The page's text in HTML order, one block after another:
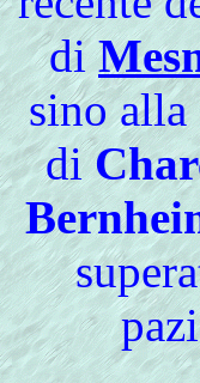
di
sino alla
di